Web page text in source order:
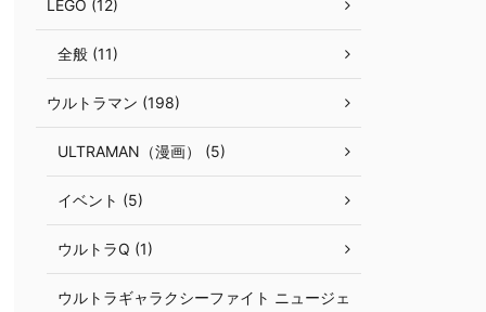
LEGO (12)
全般 (11)
ウルトラマン (198)
ULTRAMAN（漫画） (5)
イベント (5)
ウルトラQ (1)
ウルトラギャラクシーファイト ニュージェ